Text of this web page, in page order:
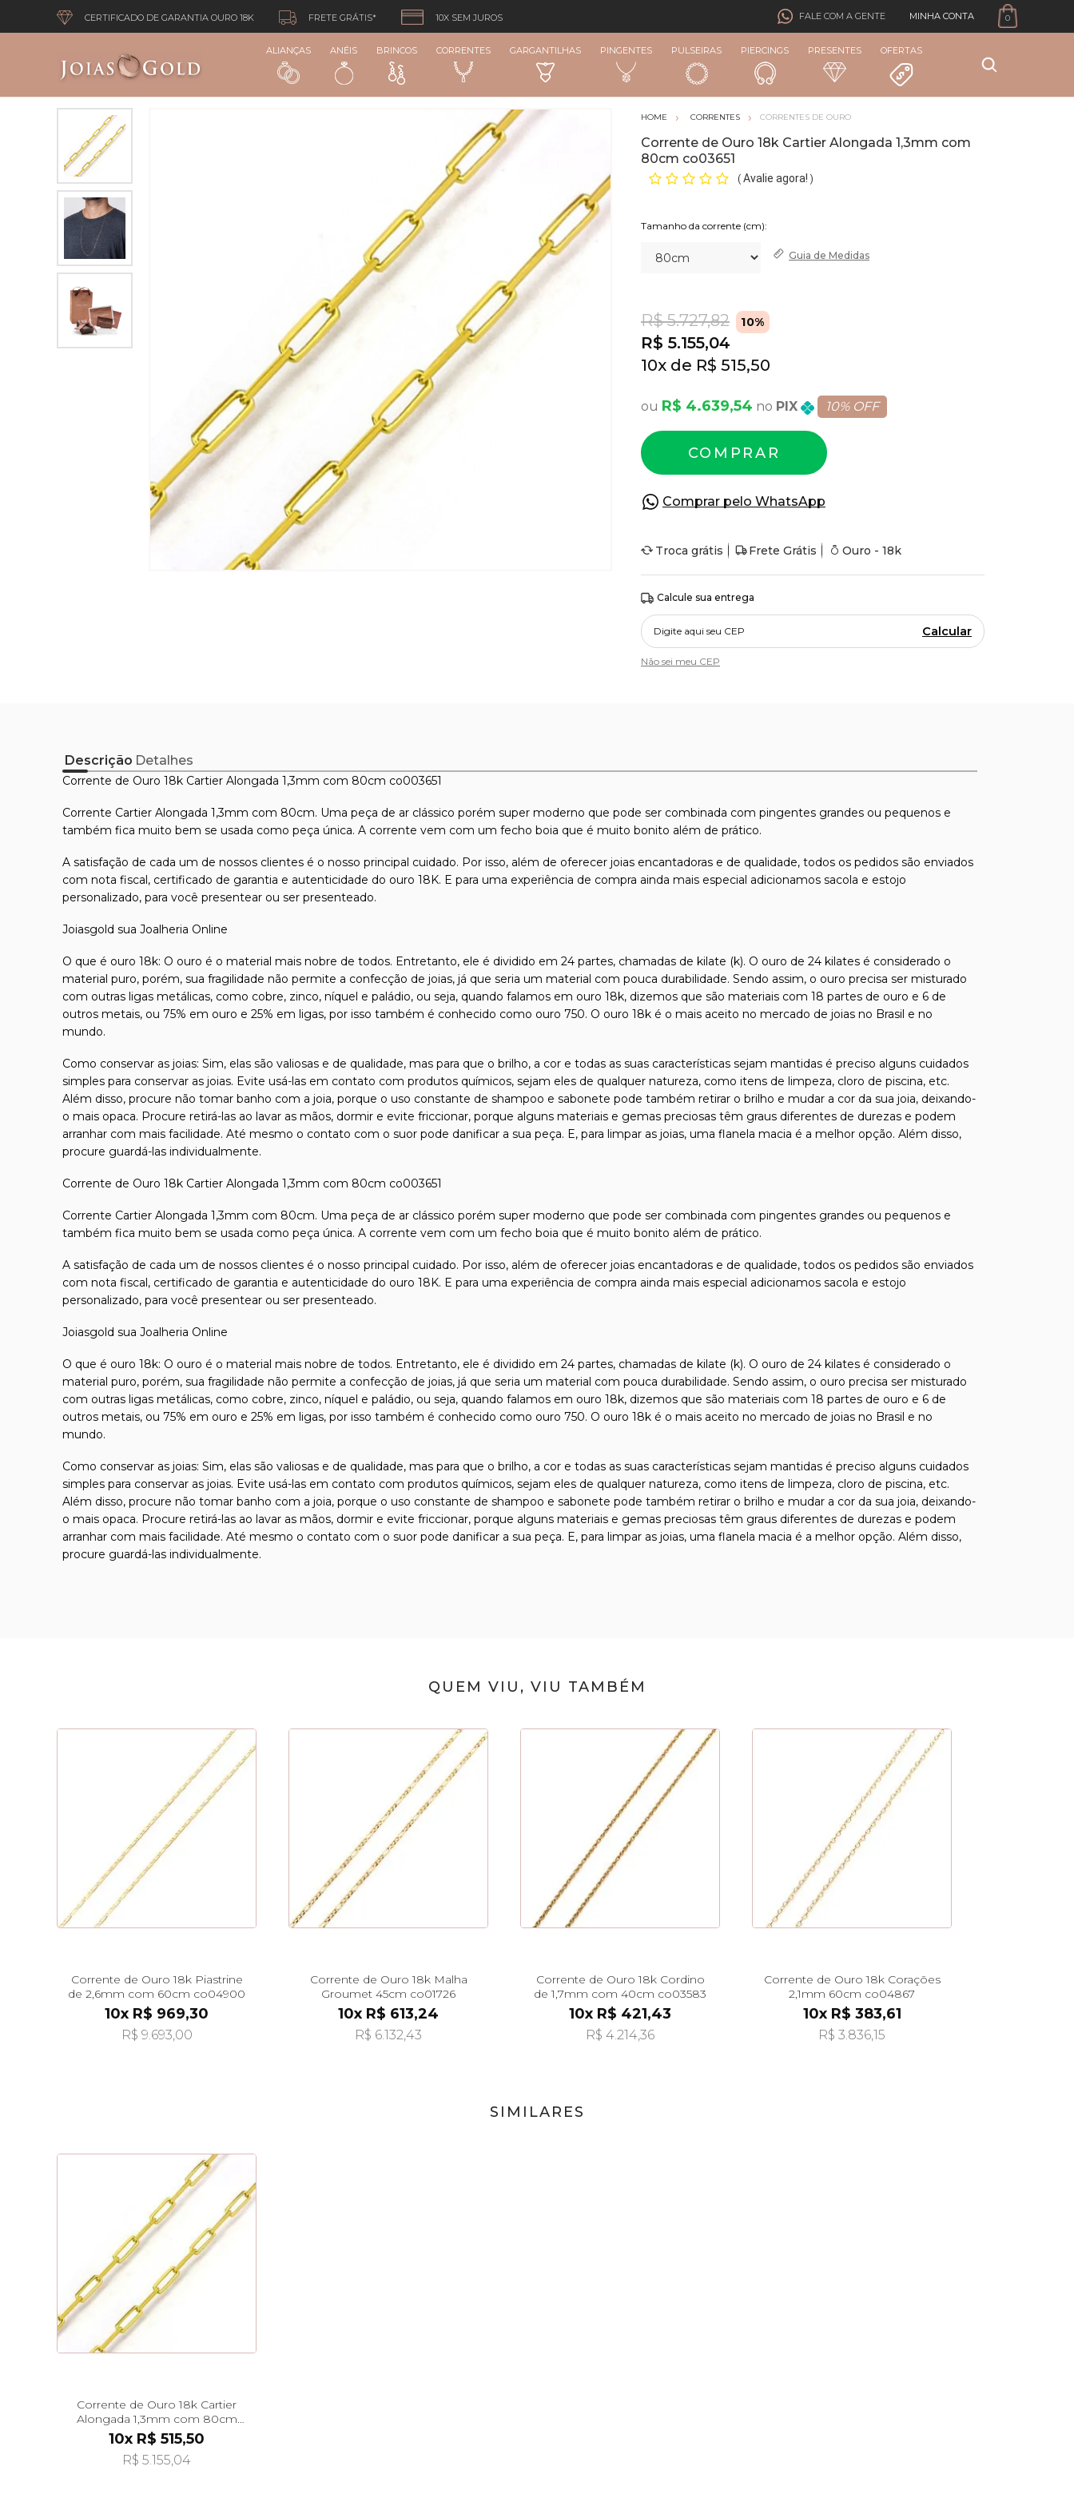
CERTIFICADO DE GARANTIA OURO 18K FRETE GRÁTIS* 10X SEM JUROS FALE COM A GENTE MINHA CONTA 0
ALIANÇAS ANÉIS BRINCOS CORRENTES GARGANTILHAS PINGENTES PULSEIRAS PIERCINGS PRESENTES OFERTAS
CORRENTES CORRENTES DE OURO
Corrente de Ouro 18k Cartier Alongada 1,3mm com
80cm co03651
( Avalie agora! )
Tamanho da corrente (cm):
Guia de Medidas
R$ 5.727,82 10%
R$ 5.155,04
10x R$ 515,50
R$ 4.639,54 PIX 10% OFF
COMPRAR
Comprar pelo WhatsApp
Troca grátis Frete Grátis Ouro - 18k
Calcule sua entrega
Calcular
Não sei meu CEP
Descrição Detalhes
Corrente de Ouro 18k Cartier Alongada 1,3mm com 80cm co003651
Corrente Cartier Alongada 1,3mm com 80cm. Uma peça de ar clássico porém super moderno que pode ser combinada com pingentes grandes ou pequenos e
também fica muito bem se usada como peça única. A corrente vem com um fecho boia que é muito bonito além de prático.
A satisfação de cada um de nossos clientes é o nosso principal cuidado. Por isso, além de oferecer joias encantadoras e de qualidade, todos os pedidos são enviados
com nota fiscal, certificado de garantia e autenticidade do ouro 18K. E para uma experiência de compra ainda mais especial adicionamos sacola e estojo
personalizado, para você presentear ou ser presenteado.
Joiasgold sua Joalheria Online
O que é ouro 18k: O ouro é o material mais nobre de todos. Entretanto, ele é dividido em 24 partes, chamadas de kilate (k). O ouro de 24 kilates é considerado o
material puro, porém, sua fragilidade não permite a confecção de joias, já que seria um material com pouca durabilidade. Sendo assim, o ouro precisa ser misturado
com outras ligas metálicas, como cobre, zinco, níquel e paládio, ou seja, quando falamos em ouro 18k, dizemos que são materiais com 18 partes de ouro e 6 de
outros metais, ou 75% em ouro e 25% em ligas, por isso também é conhecido como ouro 750. O ouro 18k é o mais aceito no mercado de joias no Brasil e no
mundo.
Como conservar as joias: Sim, elas são valiosas e de qualidade, mas para que o brilho, a cor e todas as suas características sejam mantidas é preciso alguns cuidados
simples para conservar as joias. Evite usá-las em contato com produtos químicos, sejam eles de qualquer natureza, como itens de limpeza, cloro de piscina, etc.
Além disso, procure não tomar banho com a joia, porque o uso constante de shampoo e sabonete pode também retirar o brilho e mudar a cor da sua joia, deixando-
o mais opaca. Procure retirá-las ao lavar as mãos, dormir e evite friccionar, porque alguns materiais e gemas preciosas têm graus diferentes de durezas e podem
arranhar com mais facilidade. Até mesmo o contato com o suor pode danificar a sua peça. E, para limpar as joias, uma flanela macia é a melhor opção. Além disso,
procure guardá-las individualmente.
Corrente de Ouro 18k Cartier Alongada 1,3mm com 80cm co003651
Corrente Cartier Alongada 1,3mm com 80cm. Uma peça de ar clássico porém super moderno que pode ser combinada com pingentes grandes ou pequenos e
também fica muito bem se usada como peça única. A corrente vem com um fecho boia que é muito bonito além de prático.
A satisfação de cada um de nossos clientes é o nosso principal cuidado. Por isso, além de oferecer joias encantadoras e de qualidade, todos os pedidos são enviados
com nota fiscal, certificado de garantia e autenticidade do ouro 18K. E para uma experiência de compra ainda mais especial adicionamos sacola e estojo
personalizado, para você presentear ou ser presenteado.
Joiasgold sua Joalheria Online
O que é ouro 18k: O ouro é o material mais nobre de todos. Entretanto, ele é dividido em 24 partes, chamadas de kilate (k). O ouro de 24 kilates é considerado o
material puro, porém, sua fragilidade não permite a confecção de joias, já que seria um material com pouca durabilidade. Sendo assim, o ouro precisa ser misturado
com outras ligas metálicas, como cobre, zinco, níquel e paládio, ou seja, quando falamos em ouro 18k, dizemos que são materiais com 18 partes de ouro e 6 de
outros metais, ou 75% em ouro e 25% em ligas, por isso também é conhecido como ouro 750. O ouro 18k é o mais aceito no mercado de joias no Brasil e no
mundo.
Como conservar as joias: Sim, elas são valiosas e de qualidade, mas para que o brilho, a cor e todas as suas características sejam mantidas é preciso alguns cuidados
simples para conservar as joias. Evite usá-las em contato com produtos químicos, sejam eles de qualquer natureza, como itens de limpeza, cloro de piscina, etc.
Além disso, procure não tomar banho com a joia, porque o uso constante de shampoo e sabonete pode também retirar o brilho e mudar a cor da sua joia, deixando-
o mais opaca. Procure retirá-las ao lavar as mãos, dormir e evite friccionar, porque alguns materiais e gemas preciosas têm graus diferentes de durezas e podem
arranhar com mais facilidade. Até mesmo o contato com o suor pode danificar a sua peça. E, para limpar as joias, uma flanela macia é a melhor opção. Além disso,
procure guardá-las individualmente.
QUEM VIU, VIU TAMBÉM
Corrente de Ouro 18k Piastrine
de 2,6mm com 60cm co04900
10x R$ 969,30
R$ 9.693,00
Corrente de Ouro 18k Malha
Groumet 45cm co01726
10x R$ 613,24
R$ 6.132,43
Corrente de Ouro 18k Cordino
de 1,7mm com 40cm co03583
10x R$ 421,43
R$ 4.214,36
Corrente de Ouro 18k Corações
2,1mm 60cm co04867
10x R$ 383,61
R$ 3.836,15
SIMILARES
Corrente de Ouro 18k Cartier
Alongada 1,3mm com 80cm
co03651
10x R$ 515,50
R$ 5.155,04